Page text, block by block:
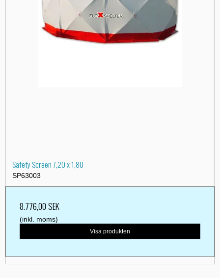
Safety Screen 7,20 x 1,80
SP63003
8.776,00 SEK
(inkl. moms)
Visa produkten